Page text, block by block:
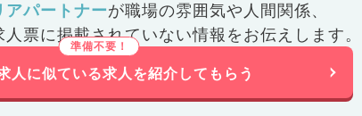
アパートナーが職場の雰囲気や人間関係、
人票に掲載されていない情報をお伝えします。
人に似ている求人を紹介してもらう